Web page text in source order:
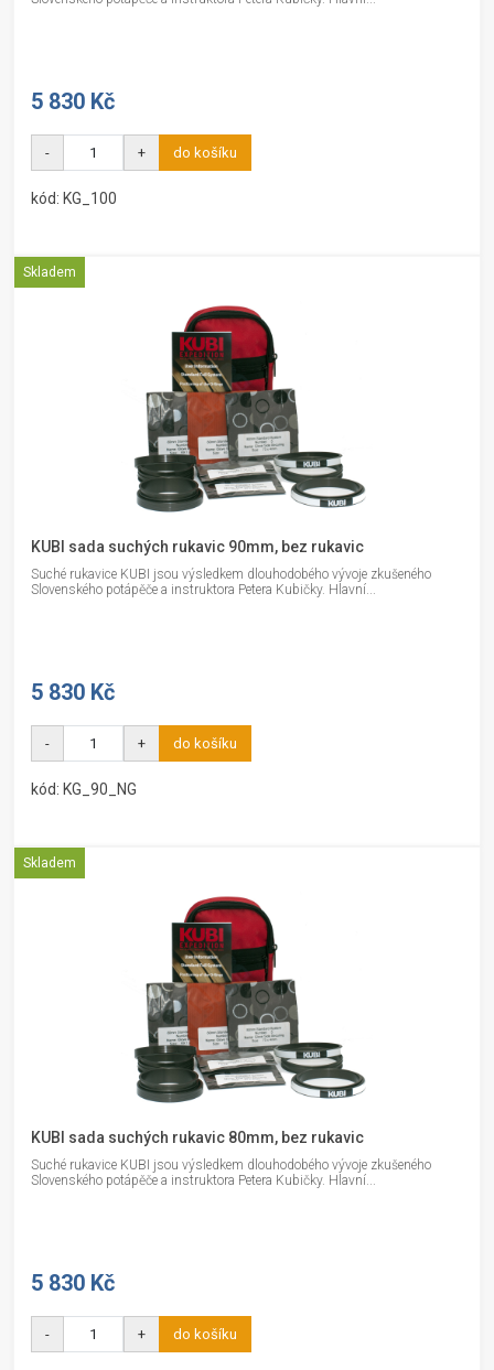
5 830 Kč
- + do košíku
kód: KG_100
Skladem
KUBI sada suchých rukavic 90mm, bez rukavic
Suché rukavice KUBI jsou výsledkem dlouhodobého vývoje zkušeného
Slovenského potápěče a instruktora Petera Kubičky. Hlavní...
5 830 Kč
- + do košíku
kód: KG_90_NG
Skladem
KUBI sada suchých rukavic 80mm, bez rukavic
Suché rukavice KUBI jsou výsledkem dlouhodobého vývoje zkušeného
Slovenského potápěče a instruktora Petera Kubičky. Hlavní...
5 830 Kč
- + do košíku